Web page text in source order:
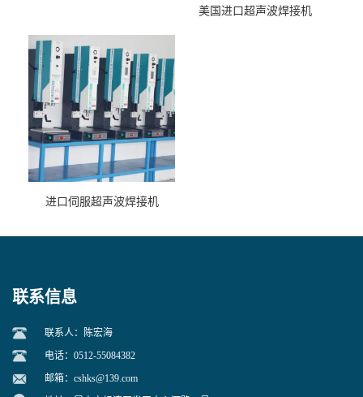
美国进口超声波焊接机
进口伺服超声波焊接机
联系信息
联系人：陈宏海
电话：0512-55084382
邮箱： cshks@139.com